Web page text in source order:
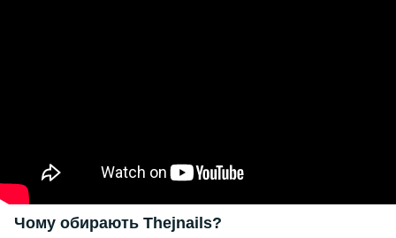
Чому обирають Thejnails?